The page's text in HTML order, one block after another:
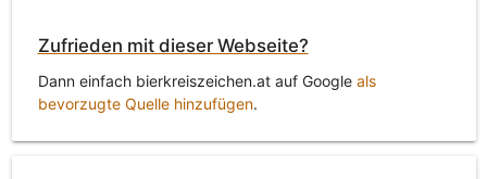
Zufrieden mit dieser Webseite?
Dann einfach bierkreiszeichen.at auf Google als
bevorzugte Quelle hinzufügen.